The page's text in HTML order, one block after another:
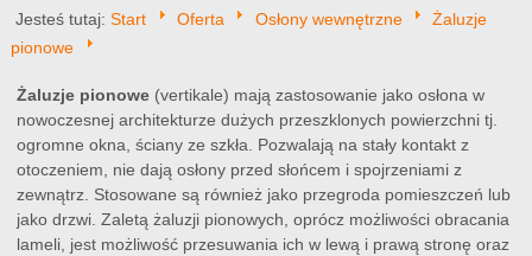
Jesteś tutaj:Start Oferta Osłony wewnętrzne
Żaluzje
pionowe
Żaluzje pionowe (vertikale) mają zastosowanie jako osłona w
nowoczesnej architekturze dużych przeszklonych powierzchni tj.
ogromne okna, ściany ze szkła. Pozwalają na stały kontakt z
otoczeniem, nie dają osłony przed słońcem i spojrzeniami z
zewnątrz. Stosowane są również jako przegroda pomieszczeń lub
jako drzwi. Zaletą żaluzji pionowych, oprócz możliwości obracania
lameli, jest możliwość przesuwania ich w lewą i prawą stronę oraz